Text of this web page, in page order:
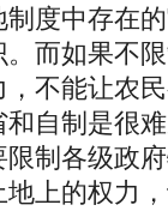
度中存在
而如果不
不能让农
自制是很
制各级政
上的权力